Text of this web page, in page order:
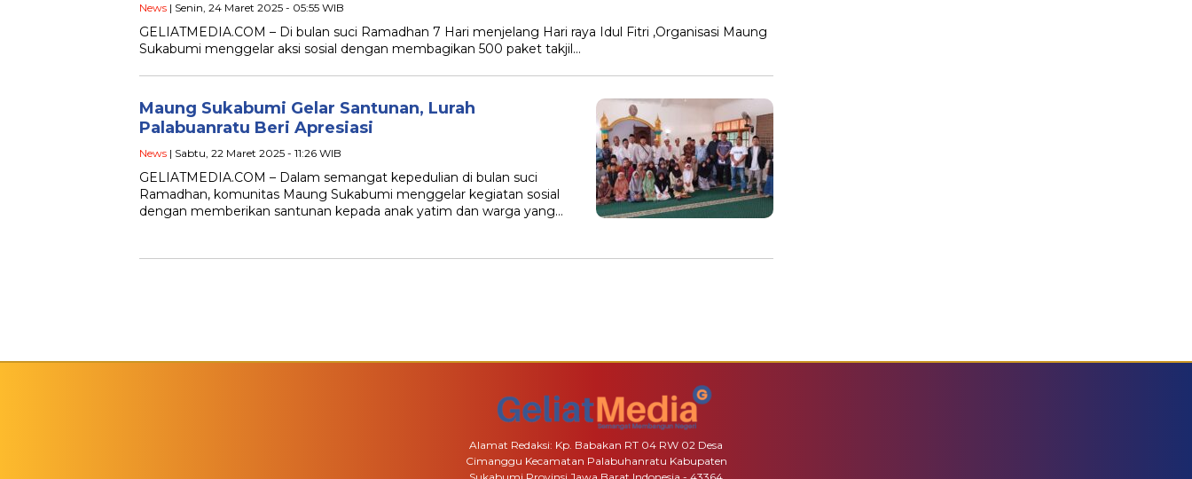
News | Senin, 24 Maret 2025 - 05:55 WIB
GELIATMEDIA.COM – Di bulan suci Ramadhan 7 Hari menjelang Hari raya Idul Fitri ,Organisasi Maung
Sukabumi menggelar aksi sosial dengan membagikan 500 paket takjil…
Maung Sukabumi Gelar Santunan, Lurah
Palabuanratu Beri Apresiasi
News | Sabtu, 22 Maret 2025 - 11:26 WIB
GELIATMEDIA.COM – Dalam semangat kepedulian di bulan suci
Ramadhan, komunitas Maung Sukabumi menggelar kegiatan sosial
dengan memberikan santunan kepada anak yatim dan warga yang…
Alamat Redaksi: Kp. Babakan RT 04 RW 02 Desa
Cimanggu Kecamatan Palabuhanratu Kabupaten